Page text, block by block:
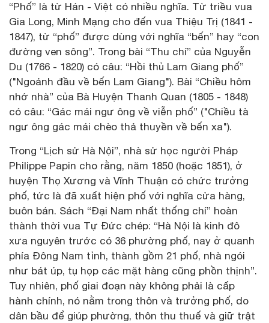
“Phố” là từ Hán - Việt có nhiều nghĩa. Từ triều vua
Gia Long, Minh Mạng cho đến vua Thiệu Trị (1841 -
1847), từ “phố” được dùng với nghĩa “bến” hay “con
đường ven sông”. Trong bài “Thu chí” của Nguyễn
Du (1766 - 1820) có câu: “Hồi thủ Lam Giang phố”
("Ngoảnh đầu về bến Lam Giang"). Bài “Chiều hôm
nhớ nhà” của Bà Huyện Thanh Quan (1805 - 1848)
có câu: “Gác mái ngư ông về viễn phố” ("Chiều tà
ngư ông gác mái chèo thả thuyền về bến xa").
Trong “Lịch sử Hà Nội”, nhà sử học người Pháp
Philippe Papin cho rằng, năm 1850 (hoặc 1851), ở
huyện Thọ Xương và Vĩnh Thuận có chức trưởng
phố, tức là đã xuất hiện phố với nghĩa cửa hàng,
buôn bán. Sách “Đại Nam nhất thống chí” hoàn
thành thời vua Tự Đức chép: “Hà Nội là kinh đô
xưa nguyên trước có 36 phường phố, nay ở quanh
phía Đông Nam tỉnh, thành gồm 21 phố, nhà ngói
như bát úp, tụ họp các mặt hàng cũng phồn thịnh”.
Tuy nhiên, phố giai đoạn này không phải là cấp
hành chính, nó nằm trong thôn và trưởng phố, do
dân bầu để giúp phường, thôn thu thuế và giữ trật